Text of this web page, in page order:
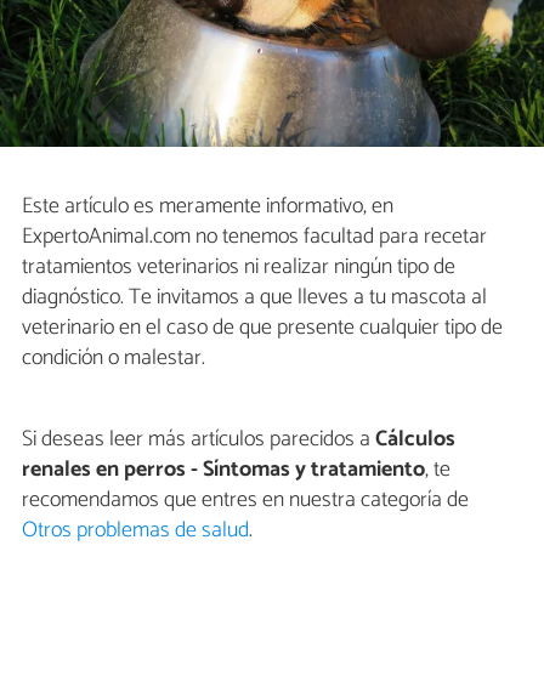
Este artículo es meramente informativo, en
ExpertoAnimal.com no tenemos facultad para recetar
tratamientos veterinarios ni realizar ningún tipo de
diagnóstico. Te invitamos a que lleves a tu mascota al
veterinario en el caso de que presente cualquier tipo de
condición o malestar.
Si deseas leer más artículos parecidos aCálculos
renales en perros - Síntomas y tratamiento, te
recomendamos que entres en nuestra categoría de
Otros problemas de salud.